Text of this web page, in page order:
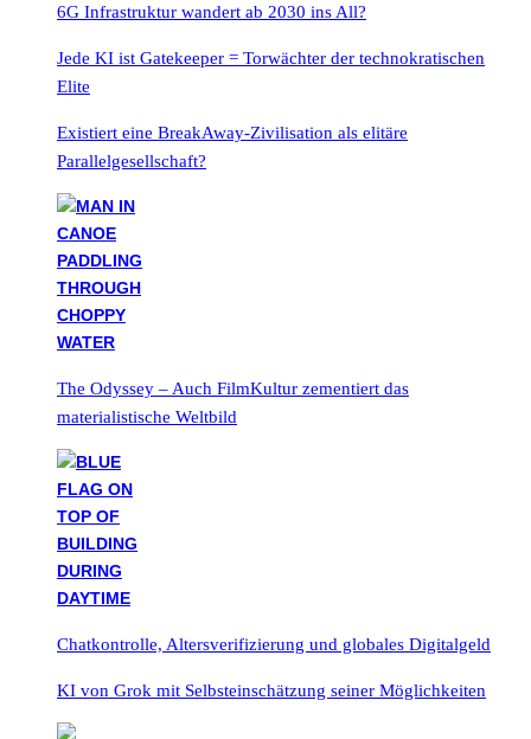
6G Infrastruktur wandert ab 2030 ins All?
Jede KI ist Gatekeeper = Torwächter der technokratischen
Elite
Existiert eine BreakAway-Zivilisation als elitäre
Parallelgesellschaft?
The Odyssey – Auch FilmKultur zementiert das
materialistische Weltbild
Chatkontrolle, Altersverifizierung und globales Digitalgeld
KI von Grok mit Selbsteinschätzung seiner Möglichkeiten